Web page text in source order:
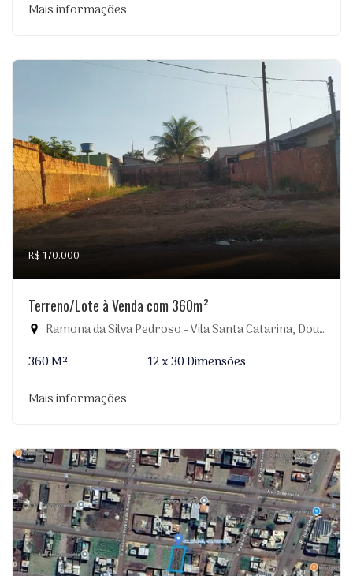
Mais informações
R$ 170.000
Terreno/Lote à Venda com 360m²
Ramona da Silva Pedroso - Vila Santa Catarina, Dourados-MS
360 M²
12 x 30 Dimensões
Mais informações